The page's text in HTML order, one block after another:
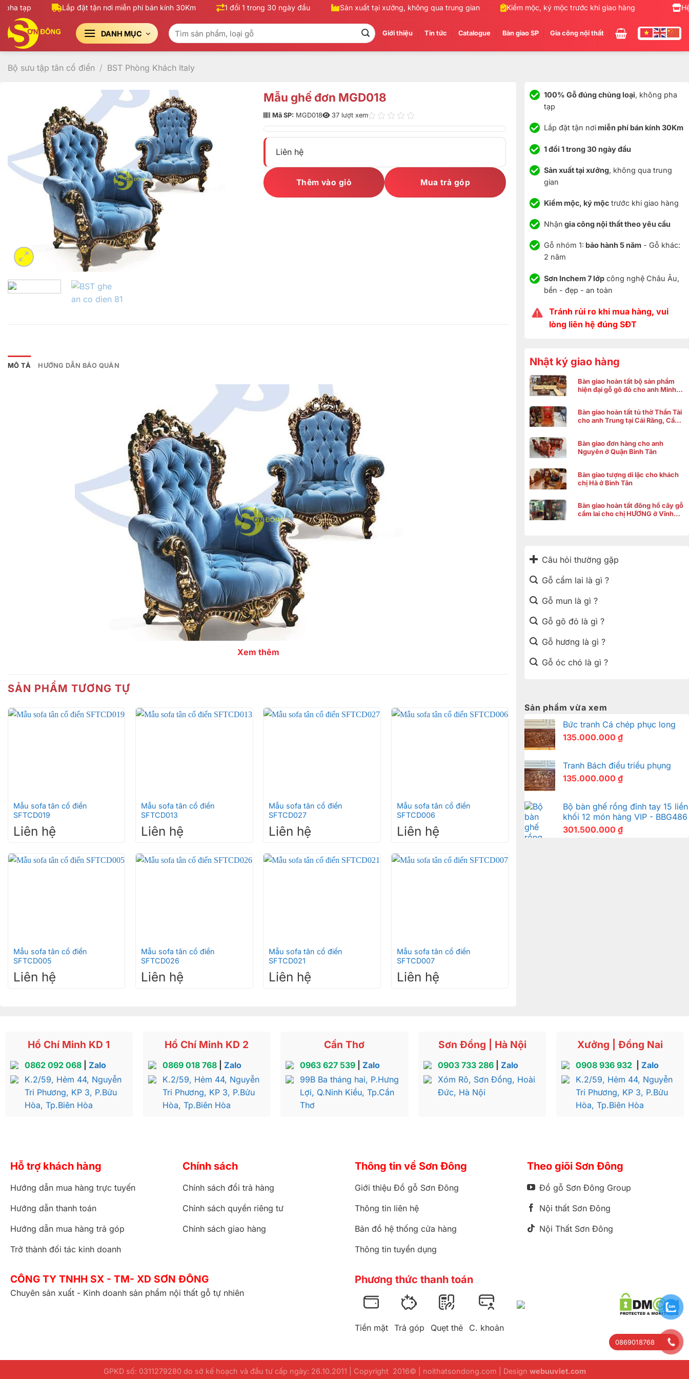
Bỏ
nội
dung
tạp Lắp đặt tận nơi miễn phí bán kính 30Km 1 đổi 1 trong 30 ngày đầu Sản xuất tại xưởng, không qua trung gian Kiểm mộc, ký mộc trước khi giao hàng Nhận gia
DANH MỤC
Tìm
kiếm:
Giới thiệu Tin tức Catalogue Bàn giao SP Gia công nội thất
Bộ sưu tập tân cổ điển / BST Phòng Khách Italy
100% Gỗ đúng chủng loại, không pha
tạp
Lắp đặt tận nơimiễn phí bán kính 30Km
1 đổi 1 trong 30 ngày đầu
Sản xuất tại xưởng, không qua trung
gian
Kiểm mộc, ký mộctrước khi giao hàng
Nhận gia công nội thất theo yêu cầu
Gỗ nhóm 1: bảo hành 5 năm- Gỗ khác:
2 năm
Sơn Inchem 7 lớpcông nghệ Châu Âu,
bền - đẹp - an toàn
Tránh rủi ro khi mua hàng, vui
lòng liên hệ đúng SĐT
Nhật ký giao hàng
Bàn giao hoàn tất bộ sản phẩm
hiện đại gỗ gõ đỏ cho anh Minh ở
Bàn giao hoàn tất tủ thờ Thần Tài
cho anh Trung tại Cái Răng, Cần
Bàn giao đơn hàng cho anh
Nguyên ở Quận Bình Tân
Bàn giao tượng di lặc cho khách
chị Hà ở Bình Tân
Bàn giao hoàn tất đông hồ cây gỗ
cẩm lai cho chị HƯƠNG ở Vĩnh
Câu hỏi thường gặp
Gỗ cẩm lai là gì ?
Gỗ mun là gì ?
Gỗ gõ đỏ là gì ?
Gỗ hương là gì ?
Gỗ óc chó là gì ?
Sản phẩm vừa xem
Bức tranh Cá chép phục long
135.000.000 ₫
Tranh Bách điểu triều phụng
135.000.000 ₫
Bộ bàn ghế rồng đỉnh tay 15 liền
khối 12 món hàng VIP - BBG486
301.500.000 ₫
Mẫu ghế đơn MGD018
Mã SP: MGD018 37 lượt xem
Liên hệ
Thêm vào giỏ Mua trả góp
MÔ TẢ HƯỚNG DẪN BẢO QUẢN
Xem thêm
SẢN PHẨM TƯƠNG TỰ
Mẫu sofa tân cổ điển
SFTCD019
Liên hệ
Mẫu sofa tân cổ điển
SFTCD013
Liên hệ
Mẫu sofa tân cổ điển
SFTCD027
Liên hệ
Mẫu sofa tân cổ điển
SFTCD006
Liên hệ
Mẫu sofa tân cổ điển
SFTCD005
Liên hệ
Mẫu sofa tân cổ điển
SFTCD026
Liên hệ
Mẫu sofa tân cổ điển
SFTCD021
Liên hệ
Mẫu sofa tân cổ điển
SFTCD007
Liên hệ
Hồ Chí Minh KD 1
0862 092 068| Zalo
K.2/59, Hẻm 44, Nguyễn
Tri Phương, KP 3, P.Bửu
Hòa, Tp.Biên Hòa
Hồ Chí Minh KD 2
0869 018 768| Zalo
K.2/59, Hẻm 44, Nguyễn
Tri Phương, KP 3, P.Bửu
Hòa, Tp.Biên Hòa
Cần Thơ
0963 627 539 |Zalo
99B Ba tháng hai, P.Hưng
Lợi, Q.Ninh Kiều, Tp.Cần
Thơ
Sơn Đồng | Hà Nội
0903 733 286 |Zalo
Xóm Rô, Sơn Đồng, Hoài
Đức, Hà Nội
Xưởng | Đồng Nai
0908 936 932
Zalo
K.2/59, Hẻm 44, Nguyễn
Tri Phương, KP 3, P.Bửu
Hòa, Tp.Biên Hòa
Hỗ trợ khách hàng
Hướng dẫn mua hàng trực tuyến
Hướng dẫn thanh toán
Hướng dẫn mua hàng trả góp
Trở thành đối tác kinh doanh
Chính sách
Chính sách đổi trả hàng
Chính sách quyền riêng tư
Chính sách giao hàng
Thông tin về Sơn Đông
Giới thiệu Đồ gỗ Sơn Đông
Thông tin liên hệ
Bản đồ hệ thống cửa hàng
Thông tin tuyển dụng
Theo giõi Sơn Đông
Đồ gỗ Sơn Đông Group
Nội thất Sơn Đông
Nội Thất Sơn Đông
CÔNG TY TNHH SX - TM- XD SƠN ĐÔNG
Chuyên sản xuất - Kinh doanh sản phẩm nội thất gỗ tự nhiên
Phương thức thanh toán
Tiền mặt Trả góp Quẹt thẻ C. khoản
GPKD số: 0311279280 do sở kế hoạch và đầu tư cấp ngày: 26.10.2011 | Copyright 2016© | noithatsondong.com | Design webuuviet.com
0869018768